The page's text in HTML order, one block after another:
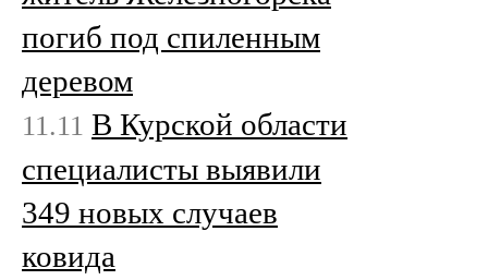
погиб под спиленным
деревом
11.11 В Курской области
специалисты выявили
349 новых случаев
ковида